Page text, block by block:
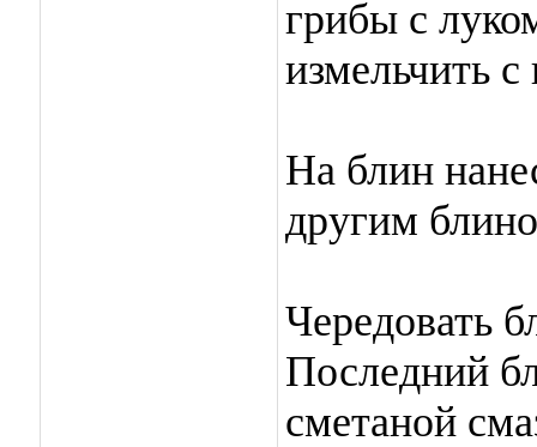
грибы с
измельчить
На блин
другим
Чередовать
Последний
сметаной